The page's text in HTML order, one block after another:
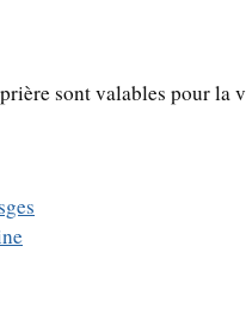
sont valables pour la